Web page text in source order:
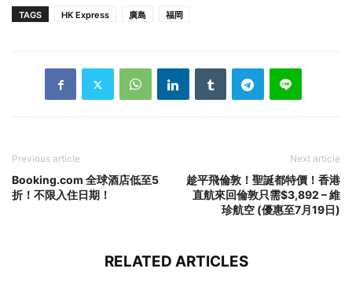
TAGS HK Express 廣島 福岡
Previous article
Booking.com 全球酒店低至5
折！不限入住日期！
Next article
趁平飛倫敦！聖誕都特價！香港
直航來回倫敦只需$3,892 – 維
珍航空 (優惠至7月19日)
RELATED ARTICLES